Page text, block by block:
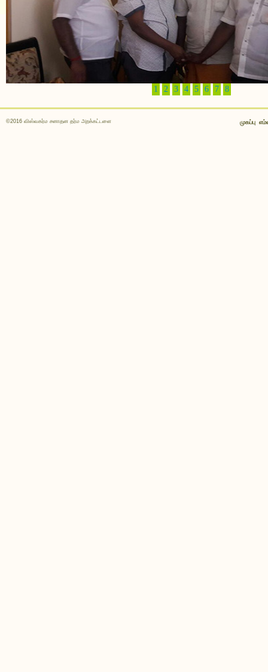
1 2 3 4 5 6 7 8
முகப்பு
©2016 விஸ்வகர்ம சனாதன தர்ம அறக்கட்டளை